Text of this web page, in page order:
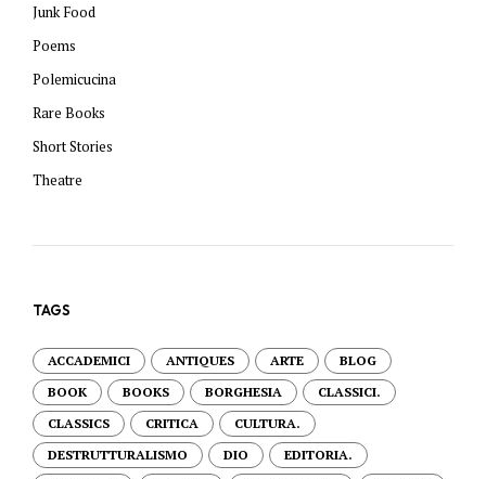
Junk Food
Poems
Polemicucina
Rare Books
Short Stories
Theatre
TAGS
ACCADEMICI ANTIQUES ARTE
BLOG
BOOK
BOOKS BORGHESIA
CLASSICI.
CLASSICS
CRITICA
CULTURA.
DESTRUTTURALISMO
DIO
EDITORIA.